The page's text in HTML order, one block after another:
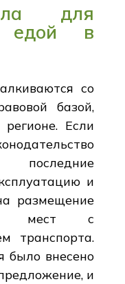
для
едой в
со
базой,
Если
последние
и
размещение
мест с
транспорта.
было внесено
и